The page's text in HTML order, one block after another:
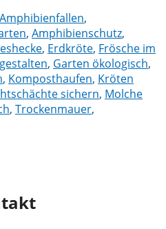
Amphibienfallen,
, Amphibienschutz,
, Erdkröte, Frösche im
, Garten ökologisch,
, Komposthaufen, Kröten
sichern, Molche
, Trockenmauer,